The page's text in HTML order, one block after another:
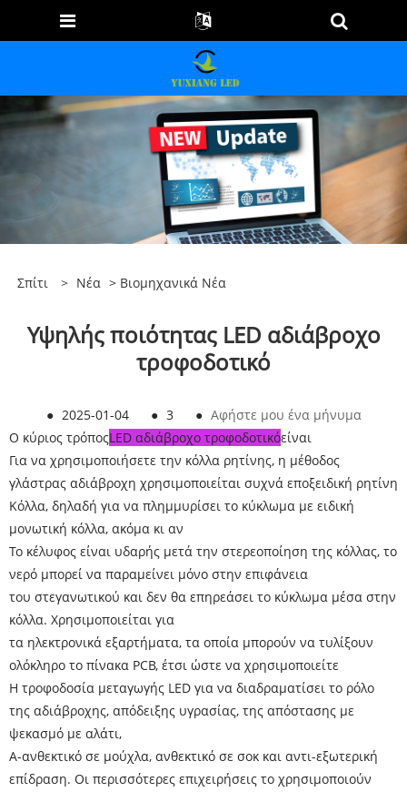
Σπίτι > Νέα > Βιομηχανικά Νέα
Υψηλής ποιότητας LED αδιάβροχο
τροφοδοτικό
● 2025-01-04 ● 3 ● Αφήστε μου ένα μήνυμα
Ο κύριος τρόποςLED αδιάβροχο τροφοδοτικόείναι
Για να χρησιμοποιήσετε την κόλλα ρητίνης, η μέθοδος
γλάστρας αδιάβροχη χρησιμοποιείται συχνά εποξειδική ρητίνη
Κόλλα, δηλαδή για να πλημμυρίσει το κύκλωμα με ειδική
μονωτική κόλλα, ακόμα κι αν
Το κέλυφος είναι υδαρής μετά την στερεοποίηση της κόλλας, το
νερό μπορεί να παραμείνει μόνο στην επιφάνεια
του στεγανωτικού και δεν θα επηρεάσει το κύκλωμα μέσα στην
κόλλα. Χρησιμοποιείται για
τα ηλεκτρονικά εξαρτήματα, τα οποία μπορούν να τυλίξουν
ολόκληρο το πίνακα PCB, έτσι ώστε να χρησιμοποιείτε
Η τροφοδοσία μεταγωγής LED για να διαδραματίσει το ρόλο
της αδιάβροχης, απόδειξης υγρασίας, της απόστασης με
ψεκασμό με αλάτι,
Α-ανθεκτικό σε μούχλα, ανθεκτικό σε σοκ και αντι-εξωτερική
επίδραση. Οι περισσότερες επιχειρήσεις το χρησιμοποιούν